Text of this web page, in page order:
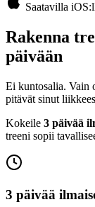
Saatavilla
Rakenna
päivään
Ei kuntosalia. Vain
pitävät sinut
Kokeile 3 päivää
treeni sopii
3 päivää